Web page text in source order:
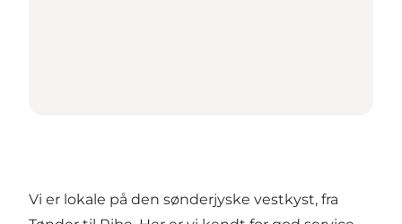
Vi er lokale på den sønderjyske vestkyst, fra